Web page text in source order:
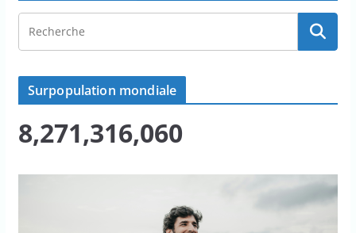
Surpopulation mondiale
8,271,316,060